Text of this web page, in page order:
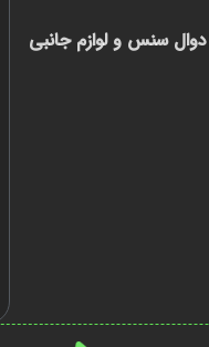
سنس و لوازم جانبی